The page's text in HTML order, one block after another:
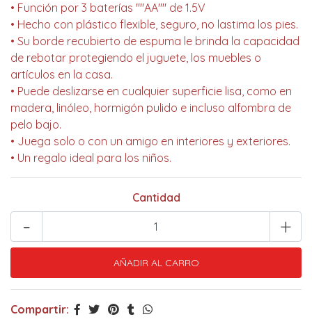
• Función por 3 baterías ""AA"" de 1.5V
• Hecho con plástico flexible, seguro, no lastima los pies.
• Su borde recubierto de espuma le brinda la capacidad
de rebotar protegiendo el juguete, los muebles o
artículos en la casa.
• Puede deslizarse en cualquier superficie lisa, como en
madera, linóleo, hormigón pulido e incluso alfombra de
pelo bajo.
• Juega solo o con un amigo en interiores y exteriores.
• Un regalo ideal para los niños.
Cantidad
+
-
Compartir: